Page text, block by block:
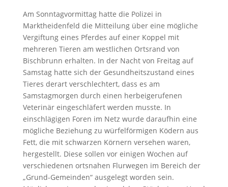
Am Sonntagvormittag hatte die Polizei in
Marktheidenfeld die Mitteilung über eine mögliche
Vergiftung eines Pferdes auf einer Koppel mit
mehreren Tieren am westlichen Ortsrand von
Bischbrunn erhalten. In der Nacht von Freitag auf
Samstag hatte sich der Gesundheitszustand eines
Tieres derart verschlechtert, dass es am
Samstagmorgen durch einen herbeigerufenen
Veterinär eingeschläfert werden musste. In
einschlägigen Foren im Netz wurde daraufhin eine
mögliche Beziehung zu würfelförmigen Ködern aus
Fett, die mit schwarzen Körnern versehen waren,
hergestellt. Diese sollen vor einigen Wochen auf
verschiedenen ortsnahen Flurwegen im Bereich der
„Grund-Gemeinden“ ausgelegt worden sein.